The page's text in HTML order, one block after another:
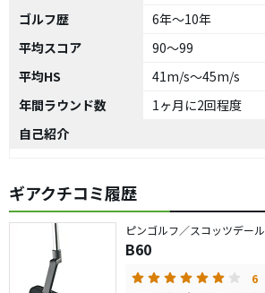
ゴルフ歴
6年～10年
平均スコア
90～99
平均HS
41m/s～45m/s
年間ラウンド数
1ヶ月に2回程度
自己紹介
ギアクチコミ履歴
ピンゴルフ／スコッツデール
B60
6